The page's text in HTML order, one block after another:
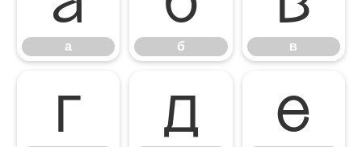
а б в
г д е